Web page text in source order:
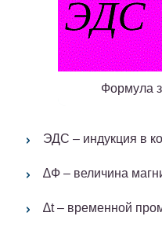
Формула
ЭДС – индукция в
∆Ф – величина
∆t – временной